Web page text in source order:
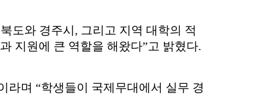
도와 경주시, 그리고 지역 대학의 적
지원에 큰 역할을 해왔다”고 밝혔다.
라며 “학생들이 국제무대에서 실무 경